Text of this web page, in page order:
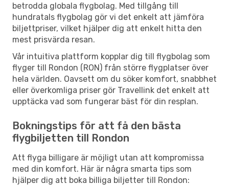
betrodda globala flygbolag. Med tillgång till
hundratals flygbolag gör vi det enkelt att jämföra
biljettpriser, vilket hjälper dig att enkelt hitta den
mest prisvärda resan.
Vår intuitiva plattform kopplar dig till flygbolag som
flyger till Rondon (RON) från större flygplatser över
hela världen. Oavsett om du söker komfort, snabbhet
eller överkomliga priser gör Travellink det enkelt att
upptäcka vad som fungerar bäst för din resplan.
Bokningstips för att få den bästa
flygbiljetten till Rondon
Att flyga billigare är möjligt utan att kompromissa
med din komfort. Här är några smarta tips som
hjälper dig att boka billiga biljetter till Rondon: